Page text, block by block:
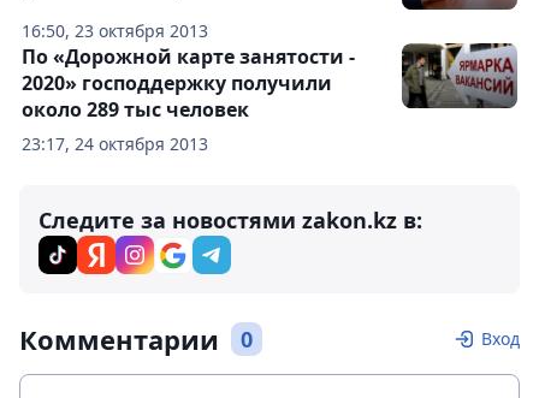
16:50, 23 октября 2013
23:17, 24 октября 2013
По «Дорожной карте занятости -
2020» господдержку получили
около 289 тыс человек
Следите за новостями zakon.kz в:
Комментарии 0 Вход